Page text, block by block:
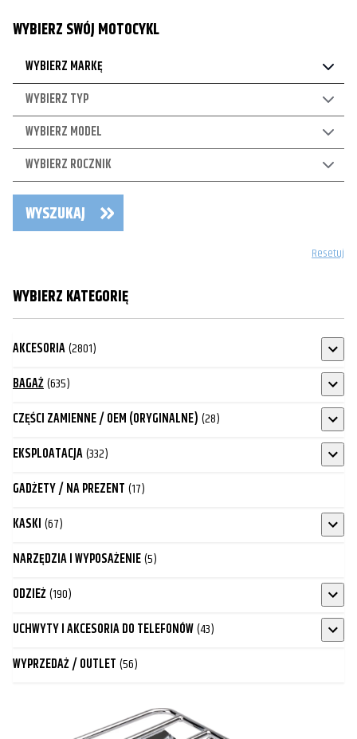
WYBIERZ SWÓJ MOTOCYKL
WYBIERZ MARKĘ
WYBIERZ TYP
WYBIERZ MODEL
WYBIERZ ROCZNIK
WYSZUKAJ
Resetuj
WYBIERZ KATEGORIĘ
AKCESORIA(2801)
BAGAŻ(635)
CZĘŚCI ZAMIENNE / OEM (ORYGINALNE) (28)
EKSPLOATACJA(332)
GADŻETY / NA PREZENT (17)
KASKI (67)
NARZĘDZIA I WYPOSAŻENIE(5)
ODZIEŻ(190)
UCHWYTY I AKCESORIA DO TELEFONÓW(43)
WYPRZEDAŻ / OUTLET (56)